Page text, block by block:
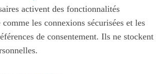
activent des fonctionnalités
les connexions sécurisées et les
de consentement. Ils ne stockent